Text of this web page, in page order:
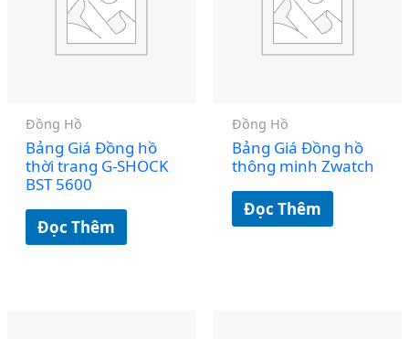
Đồng Hồ
Bảng Giá Đồng hồ
thời trang G-SHOCK
BST 5600
Đọc Thêm
Đồng Hồ
Bảng Giá Đồng hồ
thông minh Zwatch
Đọc Thêm